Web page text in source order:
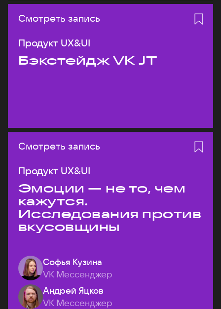
Смотреть запись
Продукт UX&UI
Бэкстейдж VK JT
Смотреть запись
Продукт UX&UI
Эмоции — не то, чем
кажутся.
Исследования против
вкусовщины
Софья Кузина
VK Мессенджер
Андрей Яцков
VK Мессенджер